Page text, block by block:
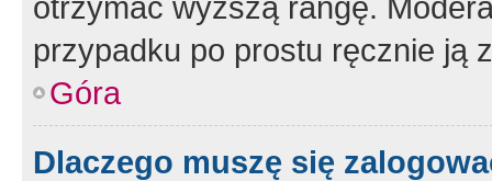
przypadku po prostu ręcznie ją
Góra
Dlaczego muszę się